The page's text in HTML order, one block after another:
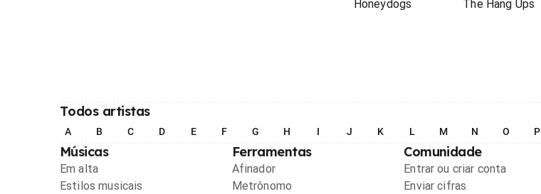
Honeydogs The Hang Ups
Todos artistas
A B C D E F G H I J K L M N O P
Músicas
Em alta
Estilos musicais
Ferramentas
Afinador
Metrônomo
Comunidade
Entrar ou criar conta
Enviar cifras